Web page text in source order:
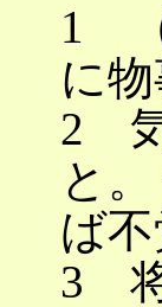
1
に
2 気
と
ば不
3 将